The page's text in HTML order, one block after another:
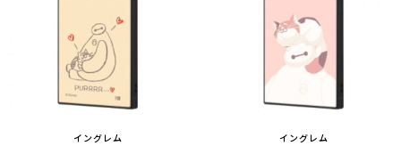
イングレム イングレム